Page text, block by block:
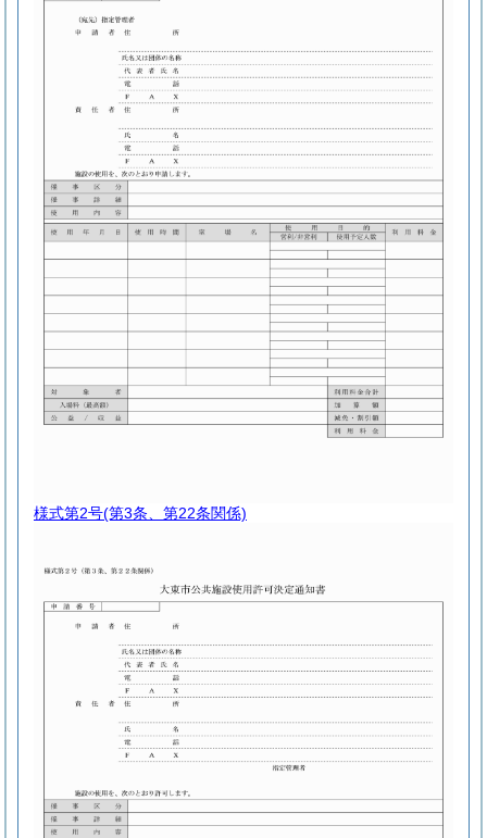
様式第2号(第3条、第22条関係)